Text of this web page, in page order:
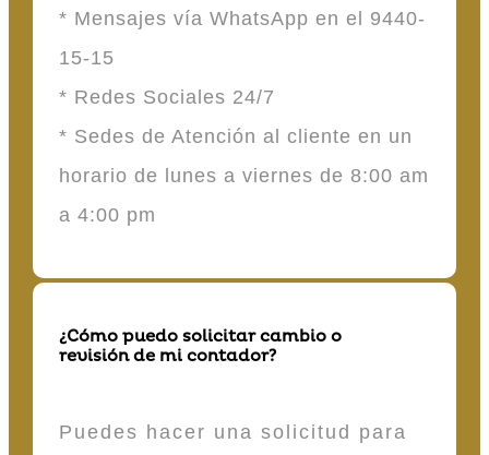
* Mensajes vía WhatsApp en el 9440-
15-15
* Redes Sociales 24/7
* Sedes de Atención al cliente en un
horario de lunes a viernes de 8:00 am
a 4:00 pm
¿Cómo puedo solicitar cambio o
revisión de mi contador?
Puedes hacer una solicitud para